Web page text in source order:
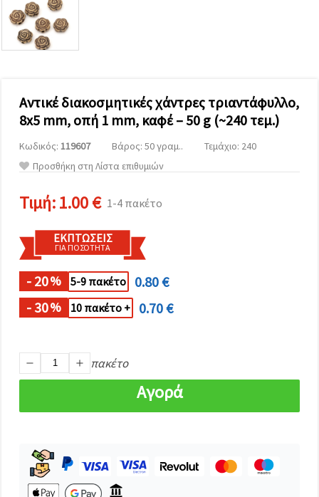
επισκεψιμότητα
και να
προβάλλουμε
πιο σχετικό
περιεχόμενο
άλλων με
τη βοήθεια
των
μας για
χρησιμοποιήσετε
όλα τα
cookies
κάνοντας
κλικ στον
ιστότοπο!
καθορίστε
σας στις
ρυθμίσεις
επιλέγοντας
τύπο
κουμπί
Αποθήκευση.
Αντικέ διακοσμητικές χάντρες τριαντάφυλλο,
8x5 mm, οπή 1 mm, καφέ – 50 g (~240 τεμ.)
Κωδικός: 119607 Βάρος: 50 γραμ..
Τεμάχιο: 240
Προσθήκη στη Λίστα επιθυμιών
Τιμή:1.00 € 1-4 πακέτο
ΕΚΠΤΏΣΕΙΣ
ΓΙΑ ΠΟΣΌΤΗΤΑ
- 20% 5-9 πακέτο
0.80 €
- 30% 10 πακέτο + 0.70 €
πακέτο
Αγορά